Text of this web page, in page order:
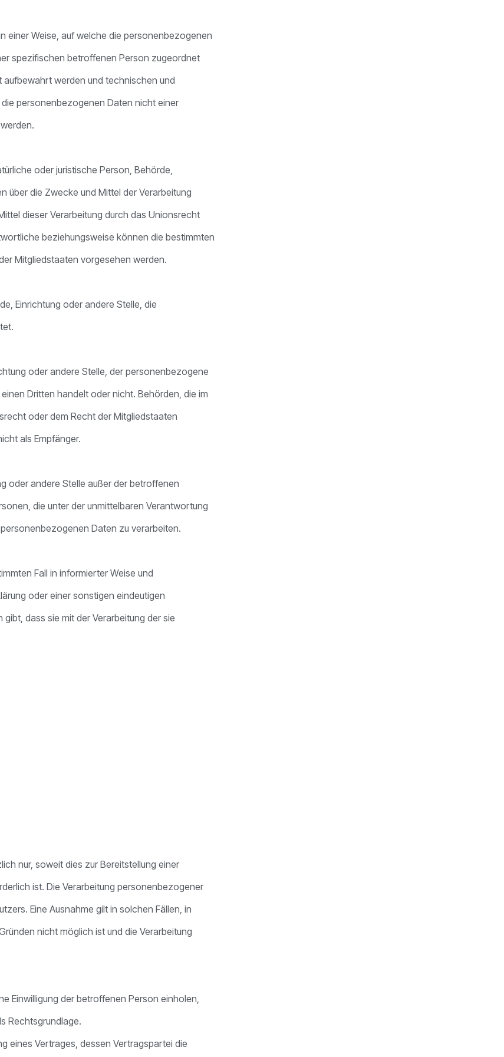
einer Weise, auf welche die personenbezogenen
spezifischen betroffenen Person zugeordnet
werden und technischen und
personenbezogenen Daten nicht einer
oder juristische Person, Behörde,
über die Zwecke und Mittel der Verarbeitung
dieser Verarbeitung durch das Unionsrecht
beziehungsweise können die bestimmten
Mitgliedstaaten vorgesehen werden.
Einrichtung oder andere Stelle, die
oder andere Stelle, der personenbezogene
Dritten handelt oder nicht. Behörden, die im
oder dem Recht der Mitgliedstaaten
als Empfänger.
oder andere Stelle außer der betroffenen
die unter der unmittelbaren Verantwortung
Daten zu verarbeiten.
Fall in informierter Weise und
oder einer sonstigen eindeutigen
dass sie mit der Verarbeitung der sie
nur, soweit dies zur Bereitstellung einer
ist. Die Verarbeitung personenbezogener
Eine Ausnahme gilt in solchen Fällen, in
nicht möglich ist und die Verarbeitung
Einwilligung der betroffenen Person einholen,
Rechtsgrundlage.
eines Vertrages, dessen Vertragspartei die